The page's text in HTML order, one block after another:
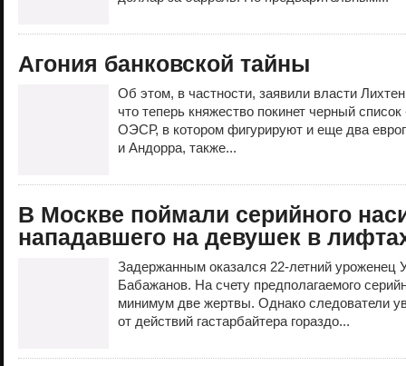
Агония банковской тайны
Об этом, в частности, заявили власти
что теперь княжество покинет черный
ОЭСР, в котором фигурируют и еще два
и Андорра, также...
В Москве поймали серийного
нападавшего на девушек в
Задержанным оказался 22-летний уроженец
Бабажанов. На счету предполагаемого
минимум две жертвы. Однако следователи
от действий гастарбайтера гораздо...